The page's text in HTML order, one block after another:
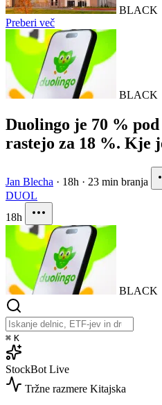
BLACK
Preberi več
BLACK
Duolingo je 70 %
rastejo za 18 %. Kje
Jan Blecha · 18h · 23 min branja
DUOL
18h
BLACK
⌘ K
StockBot Live
Tržne razmere Kitajska